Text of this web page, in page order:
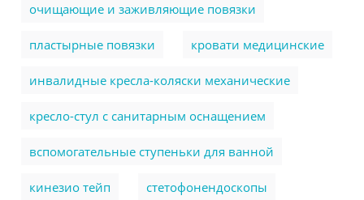
очищающие и заживляющие повязки
пластырные повязки кровати медицинские
инвалидные кресла-коляски механические
кресло-стул с санитарным оснащением
вспомогательные ступеньки для ванной
кинезио тейп стетофонендоскопы